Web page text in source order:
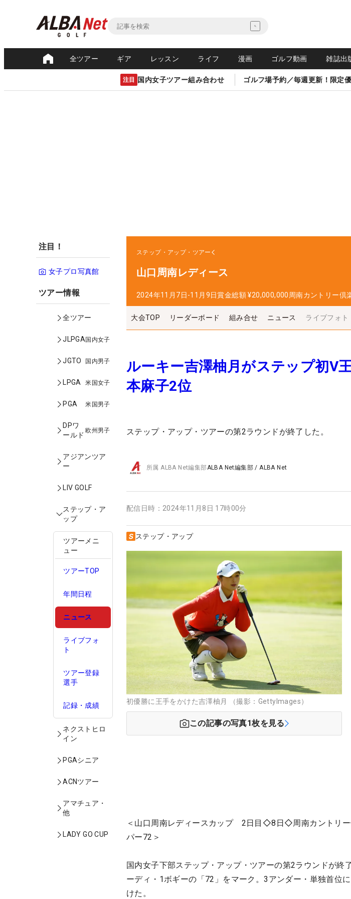
全ツアー ギア レッスン ライフ 漫画 ゴルフ動画 雑誌出
注目 国内女子ツアー組み合わせ ゴルフ場予約／毎週更新！限定
注目！
女子プロ写真館
ツアー情報
全ツアー
JLPGA国内女子
JGTO 国内男子
LPGA 米国女子
PGA 米国男子
DPワ
ールド
欧州男子
アジアンツア
ー
LIV GOLF
ステップ・ア
ップ
ツアーメニ
ュー
ツアーTOP
年間日程
ニュース
ライブフォ
ト
ツアー登録
選手
記録・成績
ネクストヒロ
イン
PGAシニア
ACNツアー
アマチュア・
他
LADY GO CUP
ステップ・アップ・ツアー
山口周南レディース
2024年11月7日-11月9日賞金総額 ¥20,000,000 周南カントリー倶
大会TOP リーダーボード 組み合せ ニュース ライブフォト
ルーキー吉澤柚月がステップ初V
本麻子2位
ステップ・アップ・ツアーの第2ラウンドが終了した。
所属ALBA Net編集部ALBA Net編集部 /ALBA Net
配信日時： 2024年11月8日 17時00分
ステップ・アップ
初優勝に王手をかけた吉澤柚月 （撮影：GettyImages）
この記事の写真1枚を見る
＜山口周南レディースカップ 2日目◇8日◇周南カントリ
パー72＞
国内女子下部ステップ・アップ・ツアーの第2ラウンドが終
ーディ・1ボギーの「72」をマーク。3アンダー・単独首位
けた。